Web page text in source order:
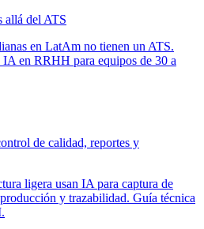
allá del ATS
en LatAm no tienen un ATS.
IA en RRHH para equipos de 30 a
de calidad, reportes y
ligera usan IA para captura de
y trazabilidad. Guía técnica